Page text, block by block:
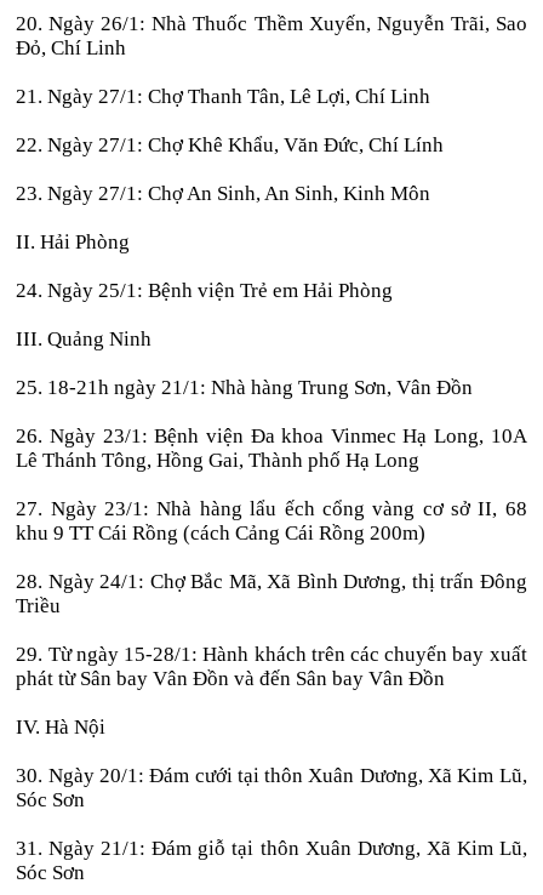
20. Ngày 26/1: Nhà Thuốc Thềm Xuyến, Nguyễn Trãi, Sao
Đỏ, Chí Linh
21. Ngày 27/1: Chợ Thanh Tân, Lê Lợi, Chí Linh
22. Ngày 27/1: Chợ Khê Khẩu, Văn Đức, Chí Lính
23. Ngày 27/1: Chợ An Sinh, An Sinh, Kinh Môn
II. Hải Phòng
24. Ngày 25/1: Bệnh viện Trẻ em Hải Phòng
III. Quảng Ninh
25. 18-21h ngày 21/1: Nhà hàng Trung Sơn, Vân Đồn
26. Ngày 23/1: Bệnh viện Đa khoa Vinmec Hạ Long, 10A
Lê Thánh Tông, Hồng Gai, Thành phố Hạ Long
27. Ngày 23/1: Nhà hàng lẩu ếch cổng vàng cơ sở II, 68
khu 9 TT Cái Rồng (cách Cảng Cái Rồng 200m)
28. Ngày 24/1: Chợ Bắc Mã, Xã Bình Dương, thị trấn Đông
Triều
29. Từ ngày 15-28/1: Hành khách trên các chuyến bay xuất
phát từ Sân bay Vân Đồn và đến Sân bay Vân Đồn
IV. Hà Nội
30. Ngày 20/1: Đám cưới tại thôn Xuân Dương, Xã Kim Lũ,
Sóc Sơn
31. Ngày 21/1: Đám giỗ tại thôn Xuân Dương, Xã Kim Lũ,
Sóc Sơn